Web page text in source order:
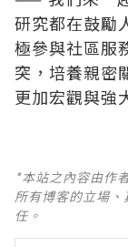
研究都在鼓勵
極參與社區服
突，培養親密
更加宏觀與強
*本站之內容由作
所有博客的立場
任。